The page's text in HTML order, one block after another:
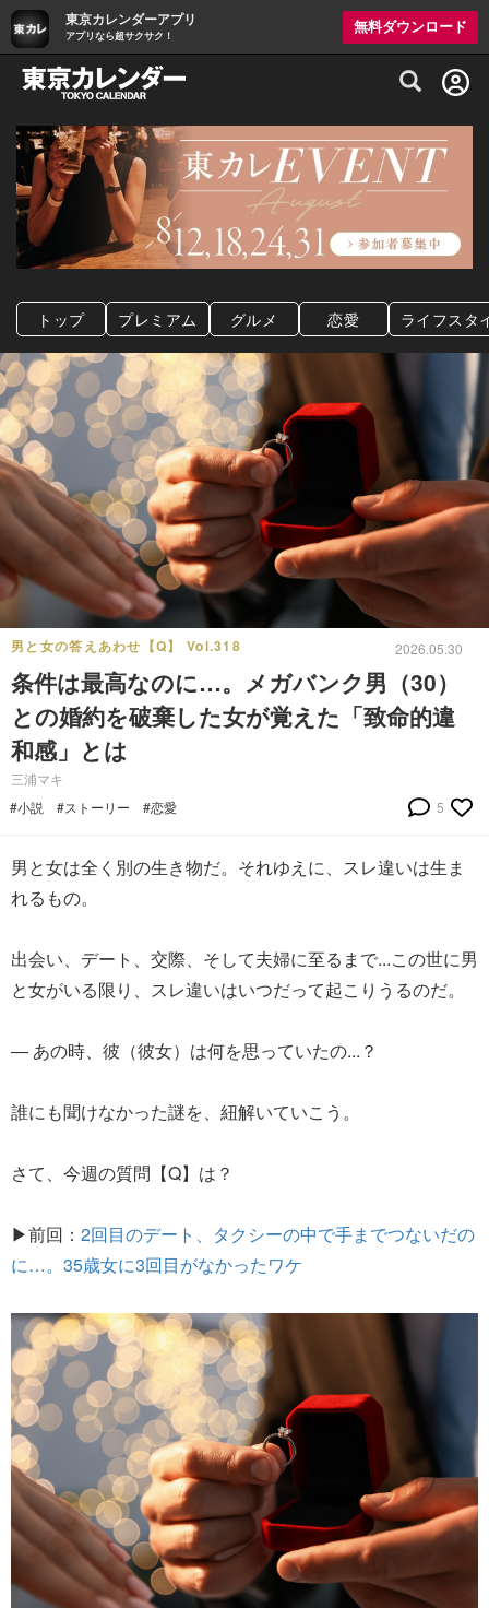
東京カレンダーアプリ
アプリなら超サクサク！
無料ダウンロード
グルメ情報・プレミアムレストラン予約
トップ プレミアム グルメ 恋愛 ライフスタ
男と女の答えあわせ【Q】 Vol.318 2026.05.30
条件は最高なのに…。メガバンク男（30）
との婚約を破棄した女が覚えた「致命的違
和感」とは
三浦マキ
#小説
#ストーリー #恋愛 5
男と女は全く別の生き物だ。それゆえに、スレ違いは生ま
れるもの。
出会い、デート、交際、そして夫婦に至るまで...この世に男
と女がいる限り、スレ違いはいつだって起こりうるのだ。
― あの時、彼（彼女）は何を思っていたの...？
誰にも聞けなかった謎を、紐解いていこう。
さて、今週の質問【Q】は？
▶前回： 2回目のデート、タクシーの中で手までつないだの
に…。35歳女に3回目がなかったワケ